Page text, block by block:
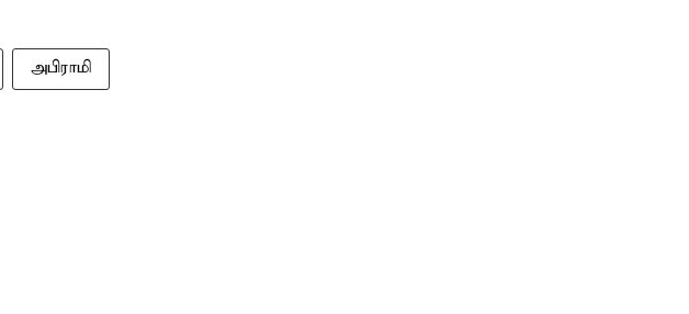
அபிராமி